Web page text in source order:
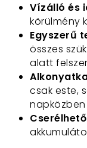
Vízálló és
körülmény
Egyszerű
összes
alatt
csak este,